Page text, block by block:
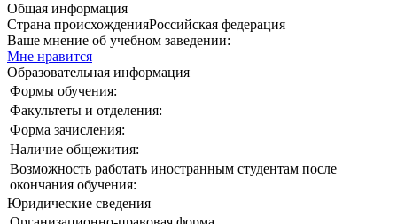
Общая информация
Страна происхожденияРоссийская федерация
Ваше мнение об учебном заведении:
Мне нравится
Образовательная информация
Формы обучения:
Факультеты и отделения:
Форма зачисления:
Наличие общежития:
Возможность работать иностранным студентам после
окончания обучения:
Юридические сведения